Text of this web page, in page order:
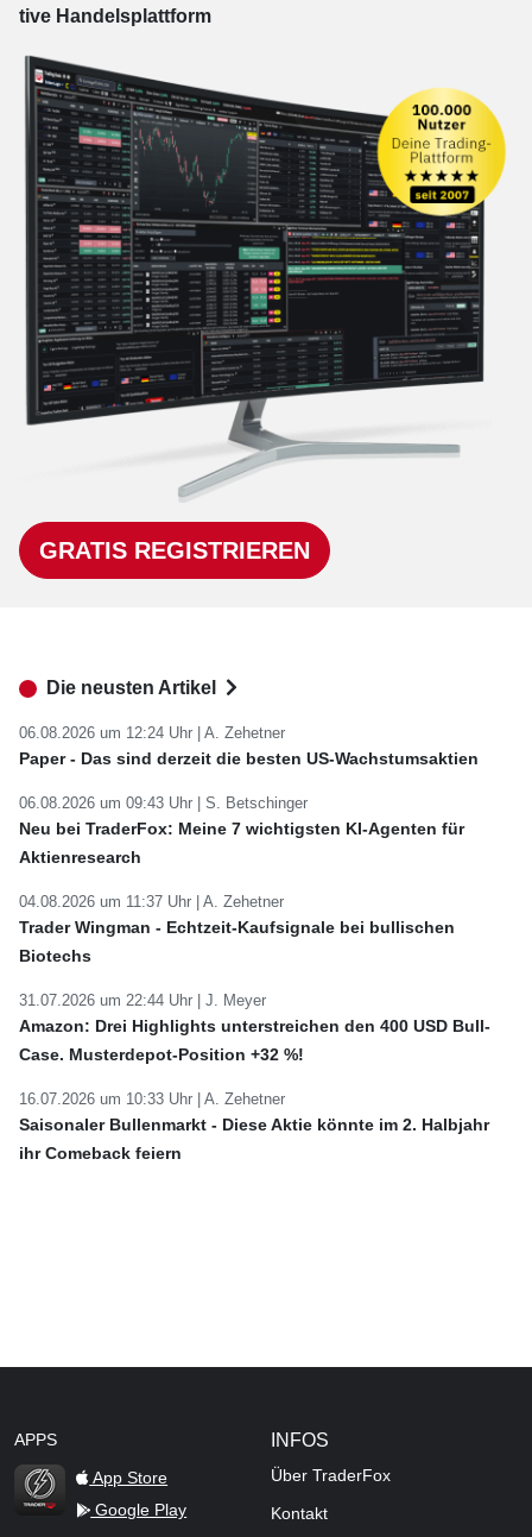
tive Han­dels­platt­form
GRATIS REGISTRIEREN
Die neusten Artikel
06.08.2026 um 12:24 Uhr | A. Zehetner
Paper - Das sind derzeit die besten US-Wachstumsaktien
06.08.2026 um 09:43 Uhr | S. Betschinger
Neu bei TraderFox: Meine 7 wichtigsten KI-Agenten für
Aktienresearch
04.08.2026 um 11:37 Uhr | A. Zehetner
Trader Wingman - Echtzeit-Kaufsignale bei bullischen
Biotechs
31.07.2026 um 22:44 Uhr | J. Meyer
Amazon: Drei Highlights unterstreichen den 400 USD Bull-
Case. Musterdepot-Position +32 %!
16.07.2026 um 10:33 Uhr | A. Zehetner
Saisonaler Bullenmarkt - Diese Aktie könnte im 2. Halbjahr
ihr Comeback feiern
APPS
TraderFox Flash
App Store
Google Play
INFOS
Über TraderFox
Kontakt